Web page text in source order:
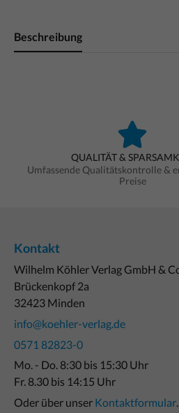
Beschreibung
QUALITÄT &
Umfassende Qualitätskontrolle &
Preise
Kontakt
Wilhelm Köhler Verlag GmbH &
Brückenkopf 2a
32423 Minden
info@koehler-verlag.de
0571 82823-0
Mo. - Do. 8:30 bis 15:30 Uhr
Fr. 8.30 bis 14:15 Uhr
Oder über unser Kontaktformular